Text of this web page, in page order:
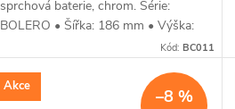
sprchová baterie, chrom. Série:
BOLERO • Šířka: 186 mm • Výška:
111 mm • Hloubka: 138 mm •
Tvar: Kruhové • Instalace:...
Kód:BC011
Akce –8 %